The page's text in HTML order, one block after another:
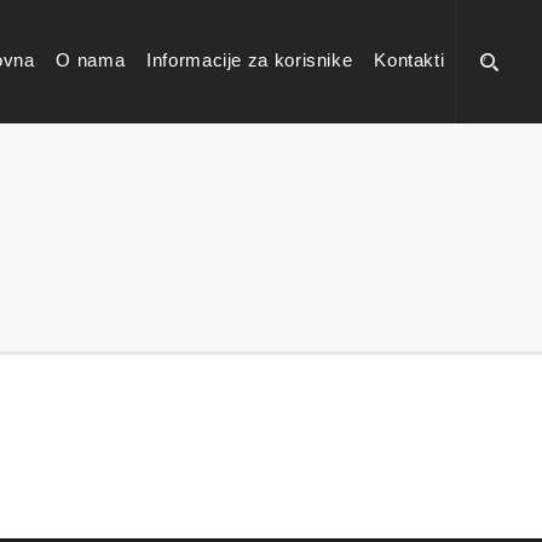
O nama Informacije za korisnike Kontakti